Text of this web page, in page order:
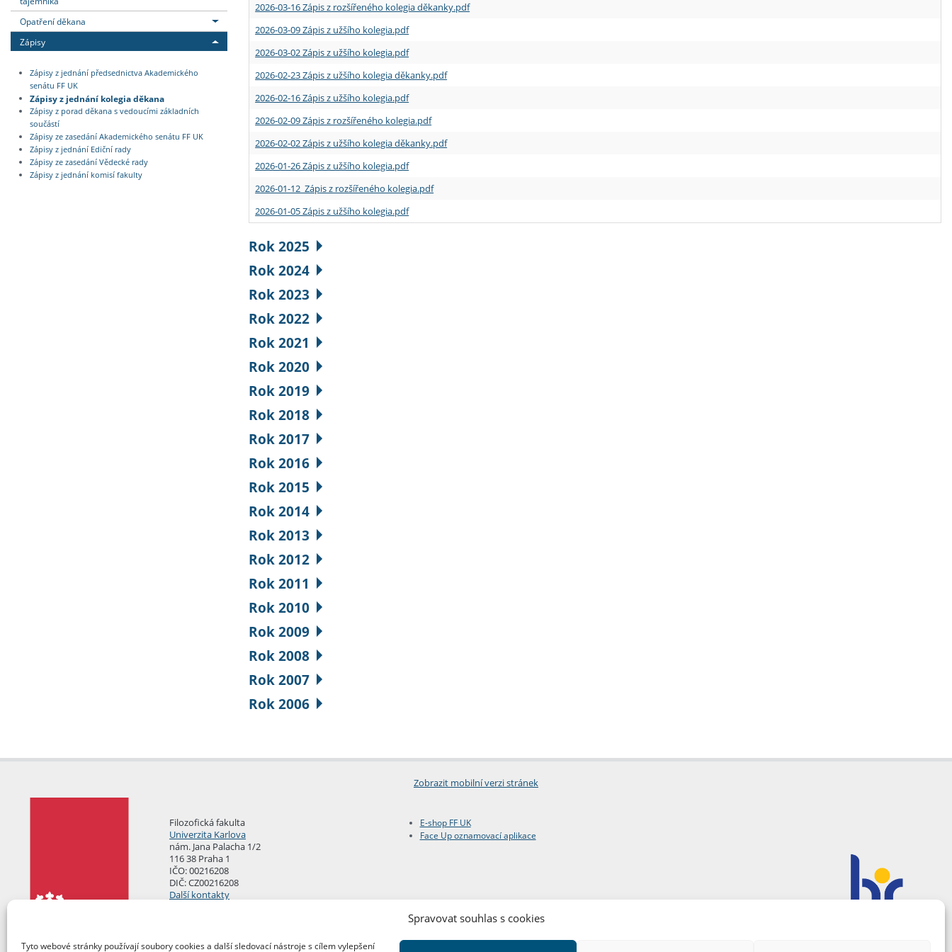
Spravovat souhlas s cookies
Tyto webové stránky používají soubory cookies a další sledovací nástroje s cílem vylepšení
Opatření děkana
Zápisy
Zápisy z jednání předsednictva Akademického
senátu FF UK
Zápisy z jednání kolegia děkana
Zápisy z porad děkana s vedoucími základních
součástí
Zápisy ze zasedání Akademického senátu FF UK
Zápisy z jednání Ediční rady
Zápisy ze zasedání Vědecké rady
Zápisy z jednání komisí fakulty
2026-03-16 Zápis z rozšířeného kolegia děkanky.pdf
2026-03-09 Zápis z užšího kolegia.pdf
2026-03-02 Zápis z užšího kolegia.pdf
2026-02-23 Zápis z užšího kolegia děkanky.pdf
2026-02-16 Zápis z užšího kolegia.pdf
2026-02-09 Zápis z rozšířeného kolegia.pdf
2026-02-02 Zápis z užšího kolegia děkanky.pdf
2026-01-26 Zápis z užšího kolegia.pdf
2026-01-12 Zápis z rozšířeného kolegia.pdf
2026-01-05 Zápis z užšího kolegia.pdf
Rok 2025
Rok 2024
Rok 2023
Rok 2022
Rok 2021
Rok 2020
Rok 2019
Rok 2018
Rok 2017
Rok 2016
Rok 2015
Rok 2014
Rok 2013
Rok 2012
Rok 2011
Rok 2010
Rok 2009
Rok 2008
Rok 2007
Rok 2006
Zobrazit mobilní verzi stránek
Filozofická fakulta
Univerzita Karlova
nám. Jana Palacha 1/2
116 38 Praha 1
IČO: 00216208
DIČ: CZ00216208
Další kontakty
E-shop FF UK
Face Up oznamovací aplikace